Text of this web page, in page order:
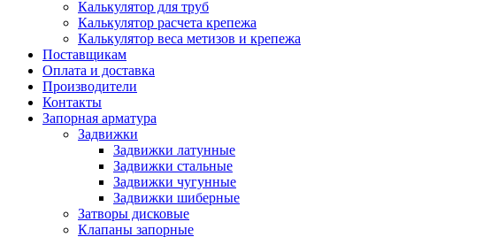
Калькулятор для труб
Калькулятор расчета крепежа
Калькулятор веса метизов и крепежа
Поставщикам
Оплата и доставка
Производители
Контакты
Запорная арматура
Задвижки
Задвижки латунные
Задвижки стальные
Задвижки чугунные
Задвижки шиберные
Затворы дисковые
Клапаны запорные